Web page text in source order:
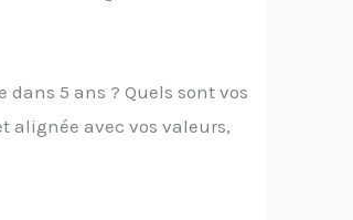
5 ans ? Quels sont vos
alignée avec vos valeurs,